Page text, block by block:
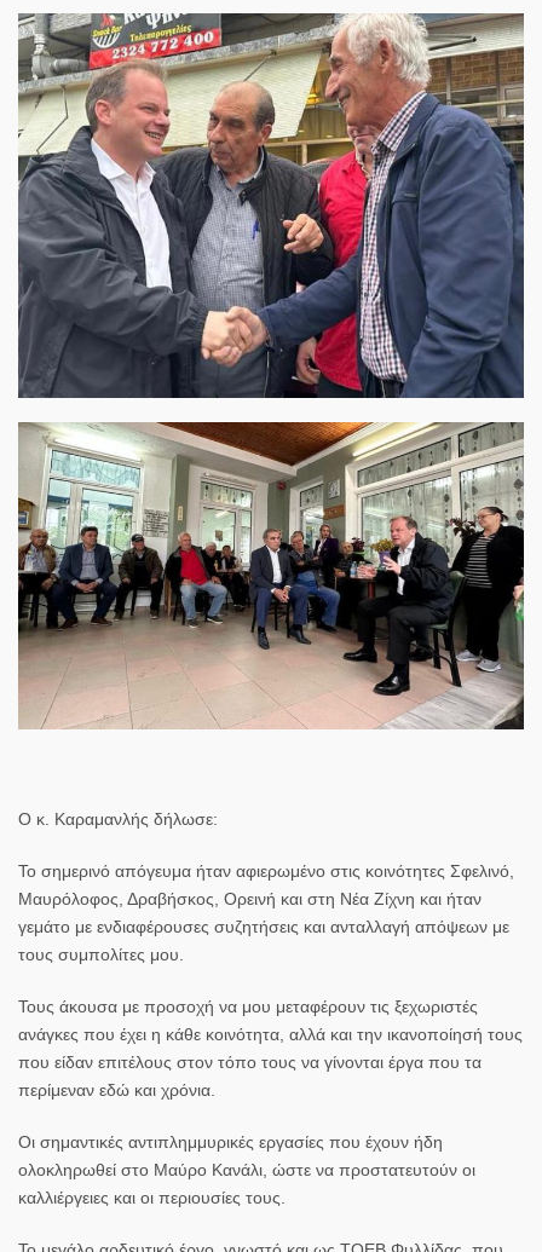
Ο κ. Καραμανλής δήλωσε:
Το σημερινό απόγευμα ήταν αφιερωμένο στις κοινότητες Σφελινό,
Μαυρόλοφος, Δραβήσκος, Ορεινή και στη Νέα Ζίχνη και ήταν
γεμάτο με ενδιαφέρουσες συζητήσεις και ανταλλαγή απόψεων με
τους συμπολίτες μου.
Τους άκουσα με προσοχή να μου μεταφέρουν τις ξεχωριστές
ανάγκες που έχει η κάθε κοινότητα, αλλά και την ικανοποίησή τους
που είδαν επιτέλους στον τόπο τους να γίνονται έργα που τα
περίμεναν εδώ και χρόνια.
Οι σημαντικές αντιπλημμυρικές εργασίες που έχουν ήδη
ολοκληρωθεί στο Μαύρο Κανάλι, ώστε να προστατευτούν οι
καλλιέργειες και οι περιουσίες τους.